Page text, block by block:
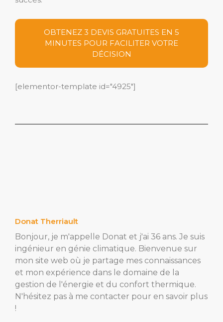
OBTENEZ 3 DEVIS GRATUITES EN 5
MINUTES POUR FACILITER VOTRE
DÉCISION
[elementor-template id="4925"]
Donat Therriault
Bonjour, je m'appelle Donat et j'ai 36 ans. Je suis
ingénieur en génie climatique. Bienvenue sur
mon site web où je partage mes connaissances
et mon expérience dans le domaine de la
gestion de l'énergie et du confort thermique.
N'hésitez pas à me contacter pour en savoir plus
!